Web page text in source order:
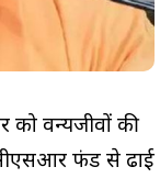
को वन्यजीवों की
फंड से ढाई